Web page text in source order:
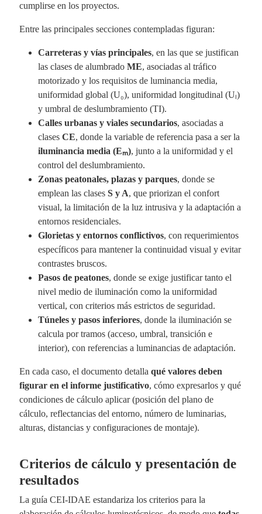
cumplirse en los proyectos.
Entre las principales secciones contempladas figuran:
Carreteras y vías principales, en las que se justifican
las clases de alumbrado ME, asociadas al tráfico
motorizado y los requisitos de luminancia media,
uniformidad global (U₀), uniformidad longitudinal (Uₗ)
y umbral de deslumbramiento (TI).
Calles urbanas y viales secundarios, asociadas a
clases CE, donde la variable de referencia pasa a ser la
iluminancia media (Eₘ), junto a la uniformidad y el
control del deslumbramiento.
Zonas peatonales, plazas y parques, donde se
emplean las clases S y A, que priorizan el confort
visual, la limitación de la luz intrusiva y la adaptación a
entornos residenciales.
Glorietas y entornos conflictivos, con requerimientos
específicos para mantener la continuidad visual y evitar
contrastes bruscos.
Pasos de peatones, donde se exige justificar tanto el
nivel medio de iluminación como la uniformidad
vertical, con criterios más estrictos de seguridad.
Túneles y pasos inferiores, donde la iluminación se
calcula por tramos (acceso, umbral, transición e
interior), con referencias a luminancias de adaptación.
En cada caso, el documento detalla qué valores deben
figurar en el informe justificativo, cómo expresarlos y qué
condiciones de cálculo aplicar (posición del plano de
cálculo, reflectancias del entorno, número de luminarias,
alturas, distancias y configuraciones de montaje).
Criterios de cálculo y presentación de
resultados
La guía CEI-IDAE estandariza los criterios para la